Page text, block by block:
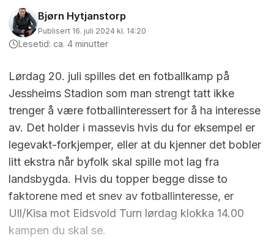
Bjørn Hytjanstorp
Publisert 16. juli 2024 kl. 14:20
Lesetid: ca. 4 minutter
Lørdag 20. juli spilles det en fotballkamp på
Jessheims Stadion som man strengt tatt ikke
trenger å være fotballinteressert for å ha interesse
av. Det holder i massevis hvis du for eksempel er
legevakt-forkjemper, eller at du kjenner det bobler
litt ekstra når byfolk skal spille mot lag fra
landsbygda. Hvis du topper begge disse to
faktorene med et snev av fotballinteresse, er
Ull/Kisa mot Eidsvold Turn lørdag klokka 14.00
kampen du skal se.